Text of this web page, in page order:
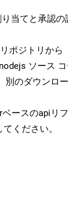
当てと承認の
リポジトリから
ソース コ
別のダウンロ
ースのapiリ
ください。